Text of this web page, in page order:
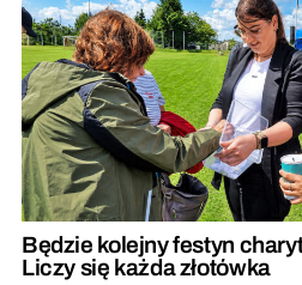
Będzie kolejny festyn
Liczy się każda złotówka